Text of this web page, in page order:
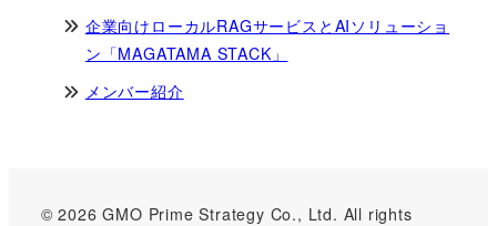
企業向けローカルRAGサービスとAIソリューショ
ン「MAGATAMA STACK」
メンバー紹介
© 2026 GMO Prime Strategy Co., Ltd. All rights